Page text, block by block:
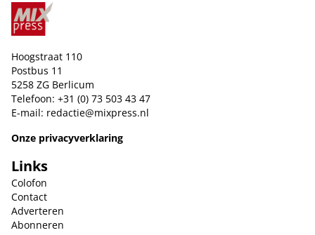
Hoogstraat 110
Postbus 11
5258 ZG Berlicum
Telefoon: +31 (0) 73 503 43 47
E-mail: redactie@mixpress.nl
Onze privacyverklaring
Links
Colofon
Contact
Adverteren
Abonneren